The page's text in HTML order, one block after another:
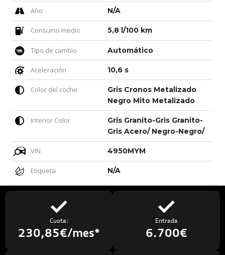
Año N/A
Consumo medio 5,8 l/100 km
Tipo de cambio Automático
Aceleración 10,6 s
Color del coche
Gris Cronos Metalizado
Negro Mito Metalizado
Interior Color
Gris Granito-Gris Granito-
Gris Acero/ Negro-Negro/
VIN 4950MYM
Etiqueta N/A
Cuota:
230,85€/mes*
Entrada
6.700€